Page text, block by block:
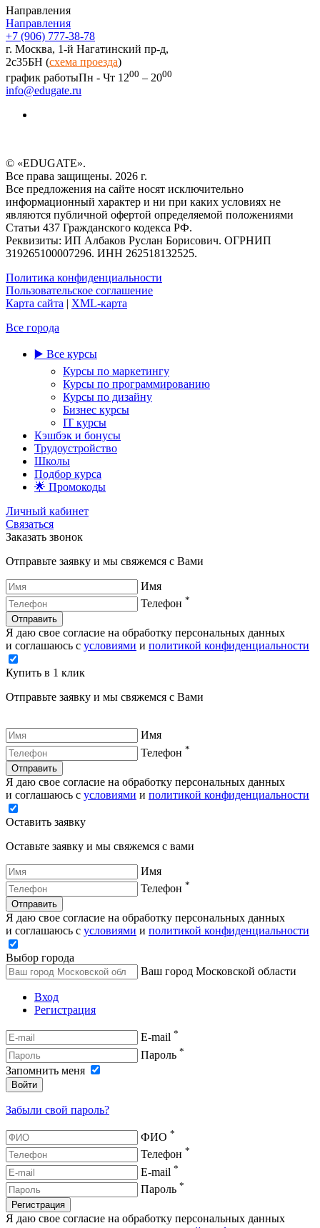
Направления
Направления
+7 (906) 777-38-78
г. Москва, 1-й Нагатинский пр-д,
2c35БН (схема проезда)
график работыПн - Чт 1200 – 2000
info@edugate.ru
© «EDUGATE».
Все права защищены. 2026 г.
Все предложения на сайте носят исключительно
информационный характер и ни при каких условиях не
являются публичной офертой определяемой положениями
Статьи 437 Гражданского кодекса РФ.
Реквизиты: ИП Албаков Руслан Борисович. ОГРНИП
319265100007296. ИНН 262518132525.
Политика конфиденциальности
Пользовательское соглашение
Карта сайта | XML-карта
Все города
▶️ Все курсы
Курсы по маркетингу
Курсы по программированию
Курсы по дизайну
Бизнес курсы
IT курсы
Кэшбэк и бонусы
Трудоустройство
Школы
Подбор курса
🌟 Промокоды
Личный кабинет
Связаться
Заказать звонок
Отправьте заявку и мы свяжемся с Вами
Имя
Телефон *
Отправить
Я даю свое согласие на обработку персональных данных
и соглашаюсь с условиями и политикой конфиденциальности
Купить в 1 клик
Отправьте заявку и мы свяжемся с Вами
Имя
Телефон *
Отправить
Я даю свое согласие на обработку персональных данных
и соглашаюсь с условиями и политикой конфиденциальности
Оставить заявку
Оставьте заявку и мы свяжемся с вами
Имя
Телефон *
Отправить
Я даю свое согласие на обработку персональных данных
и соглашаюсь с условиями и политикой конфиденциальности
Выбор города
Ваш город Московской области
Вход
Регистрация
E-mail *
Пароль *
Запомнить меня
Войти
Забыли свой пароль?
ФИО *
Телефон *
E-mail *
Пароль *
Регистрация
Я даю свое согласие на обработку персональных данных